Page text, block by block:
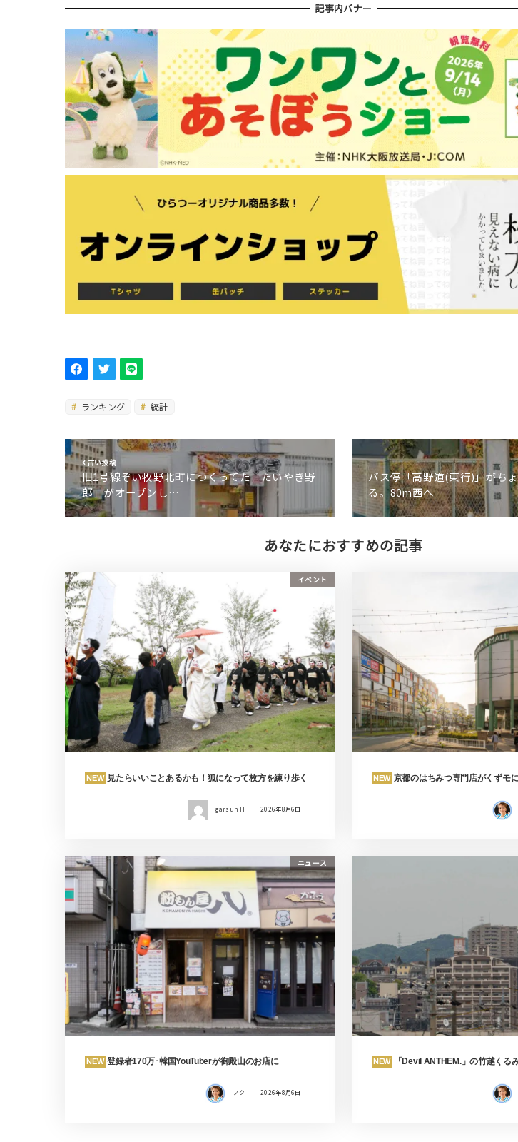
記事内バナー
ランキング 統計
古い投稿
旧1号線ぞい牧野北町につくってた「たいやき野
郎」がオープンし…
バス停「高野道(東行)」がち
る。80m西へ
あなたにおすすめの記事
イベント
NEW 見たらいいことあるかも！狐になって枚方を練り歩く
garsun II 2026年8月6日
NEW 京都のはちみつ専門店がくずモ
ニュース
NEW 登録者170万･韓国YouTuberが御殿山のお店に
フク 2026年8月6日
NEW 「Devil ANTHEM.」の竹越くる